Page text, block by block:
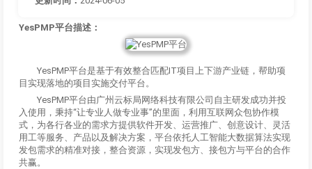
YesPMP平台描述：
YesPMP平台是基于有效整合匹配IT项目上下游产业链，帮助项
目实现落地的项目实施交付平台。
YesPMP平台由广州云标局网络科技有限公司自主研发成功并投
入使用，秉持“让专业人做专业事”的里面，利用互联网众包协作模
式，为各行各业的需求方提供软件开发、运营推广、创意设计、灵活
用工等服务、产品以及解决方案，平台依托人工智能大数据算法实现
发包需求的精准对接，整合资源，实现发包方、接包方与平台的合作
共赢。